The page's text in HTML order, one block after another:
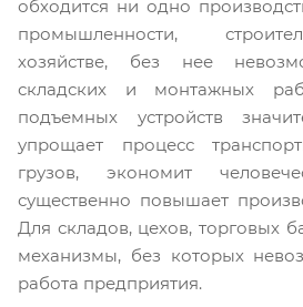
обходится ни одно
промышленности,
хозяйстве, без нее
складских и монтажных
подъемных устройств
упрощает процесс
грузов, экономит
существенно повышает
Для складов, цехов, торговых
механизмы, без которых
работа предприятия.